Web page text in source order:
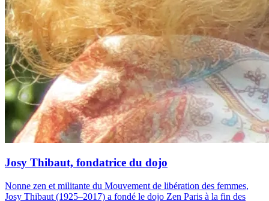
Josy Thibaut, fondatrice du dojo
Nonne zen et militante du Mouvement de libération des femmes,
Josy Thibaut (1925–2017) a fondé le dojo Zen Paris à la fin des